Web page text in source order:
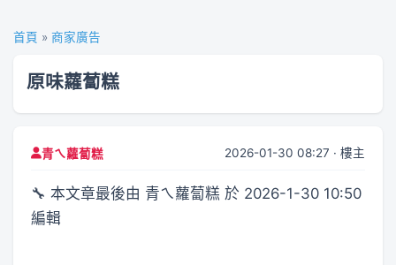
首頁 » 商家廣告
原味蘿蔔糕
青ㄟ蘿蔔糕 2026-01-30 08:27 · 樓主
🔧 本文章最後由 青ㄟ蘿蔔糕 於 2026-1-30 10:50
編輯